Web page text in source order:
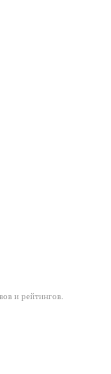
и рейтингов.